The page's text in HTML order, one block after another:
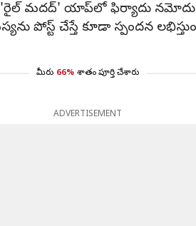
'రైల్‌ మదద్‌' యాప్‌లో ఫిర్యాదు
పోస్ట్‌ చేస్తే కూడా స్పందన
మీరు 66% శాతం పూర్తి చేశారు
ADVERTISEMENT